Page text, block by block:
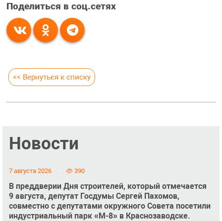
Поделиться в соц.сетях
<< Вернуться к списку
Новости
7 августа 2026 390
В преддверии Дня строителей, который отмечается
9 августа, депутат Госдумы Сергей Пахомов,
совместно с депутатами окружного Совета посетили
индустриальный парк «М-8» в Краснозаводске.